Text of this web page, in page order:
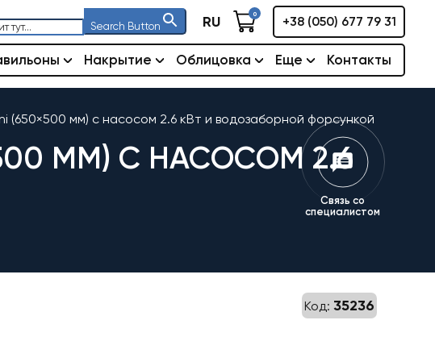
Search Button RU 0
+38 (050) 677 79 31
Накрытие Облицовка Еще Контакты
(650×500 мм) с насосом 2.6 кВт и водозаборной форсункой
ММ) С НАСОСОМ 2.6
Связь со
специалистом
Код: 35236